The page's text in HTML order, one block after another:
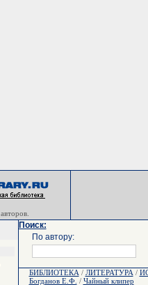
авторов.
Поиск:
По автору:
БИБЛИОТЕКА / ЛИТЕРАТУРА /
Богданов Е.Ф. / Чайный клипер